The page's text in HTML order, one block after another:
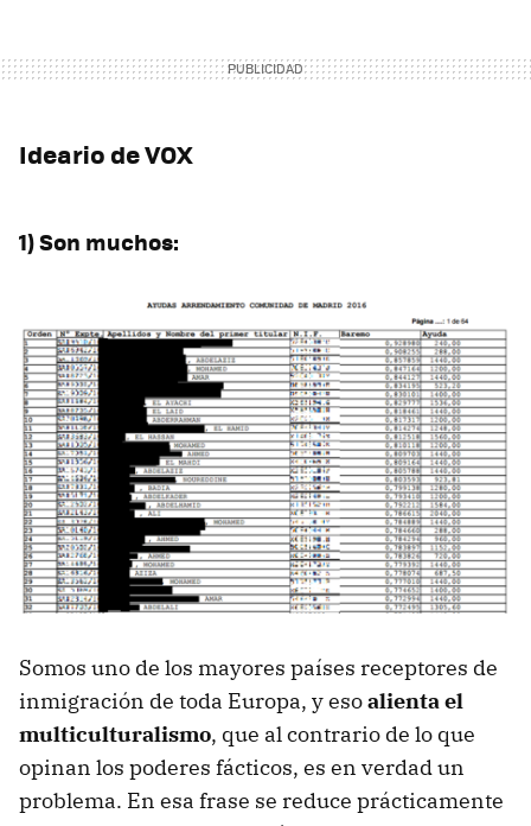
Ideario de VOX
1) Son muchos:
Somos uno de los mayores países receptores de
inmigración de toda Europa, y esoalienta el
multiculturalismo, que al contrario de lo que
opinan los poderes fácticos, es en verdad un
problema. En esa frase se reduce prácticamente